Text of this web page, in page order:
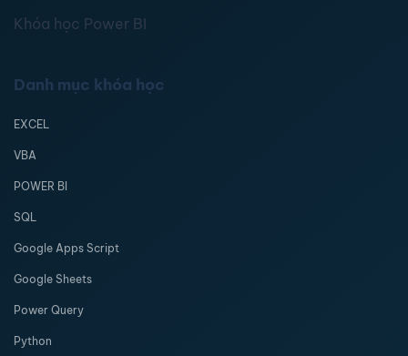
Khóa học Power BI
Danh mục khóa học
EXCEL
VBA
POWER BI
SQL
Google Apps Script
Google Sheets
Power Query
Python